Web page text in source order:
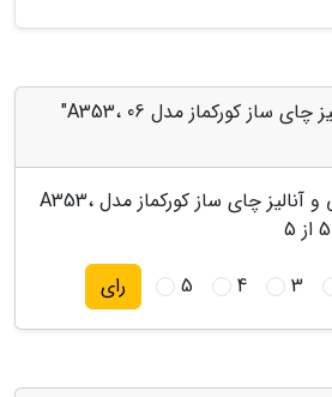
به "جعبه گشایی و آنالیز چای ساز کورکماز مدل A353، 06"
جعبه گشایی و آنالیز چای ساز کورکماز مدل A353،
5 از 5
3
4
5 رای